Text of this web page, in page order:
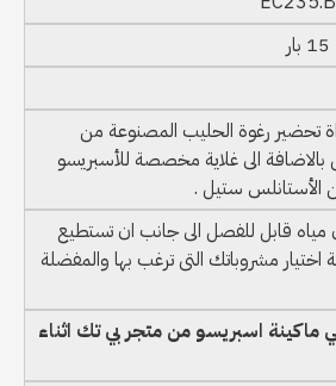
تحضير رغوة الحليب المصنوعة من
الى غلاية مخصصة للأسبريسو
الأستانلس ستيل .
مياه قابل للفصل الى جانب ان تستطيع
اختيار مشروباتك التى ترغب بها والمفضلة
ماكينة اسبريسو من متجر بي تك اثناء